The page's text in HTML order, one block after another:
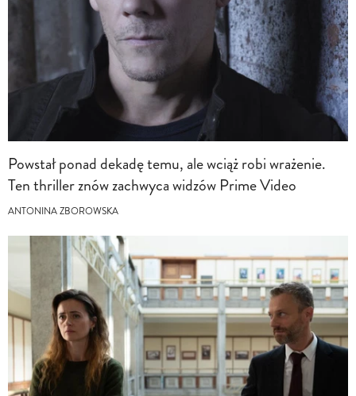
Powstał ponad dekadę temu, ale wciąż robi wrażenie.
Ten thriller znów zachwyca widzów Prime Video
ANTONINA ZBOROWSKA